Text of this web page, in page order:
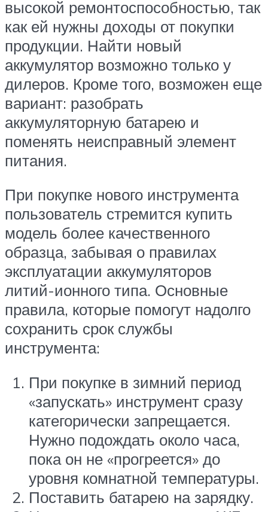
высокой ремонтоспособностью, так
как ей нужны доходы от покупки
продукции. Найти новый
аккумулятор возможно только у
дилеров. Кроме того, возможен еще
вариант: разобрать
аккумуляторную батарею и
поменять неисправный элемент
питания.
При покупке нового инструмента
пользователь стремится купить
модель более качественного
образца, забывая о правилах
эксплуатации аккумуляторов
литий-ионного типа. Основные
правила, которые помогут надолго
сохранить срок службы
инструмента:
При покупке в зимний период
«запускать» инструмент сразу
категорически запрещается.
Нужно подождать около часа,
пока он не «прогреется» до
уровня комнатной температуры.
Поставить батарею на зарядку.